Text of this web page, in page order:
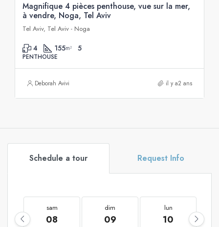
Magnifique 4 pièces penthouse, vue sur la mer,
à vendre, Noga, Tel Aviv
Tel Aviv, Tel Aviv - Noga
4 155m² 5
PENTHOUSE
Deborah Avivi il y a2 ans
Schedule a tour Request Info
sam
08
dim
09
lun
10